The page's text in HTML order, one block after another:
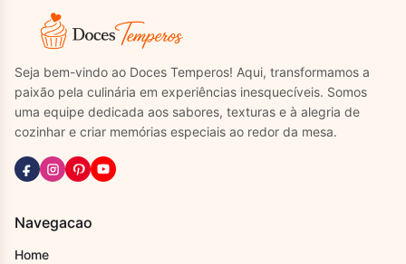
Seja bem-vindo ao Doces Temperos! Aqui, transformamos a
paixão pela culinária em experiências inesquecíveis. Somos
uma equipe dedicada aos sabores, texturas e à alegria de
cozinhar e criar memórias especiais ao redor da mesa.
Navegacao
Home